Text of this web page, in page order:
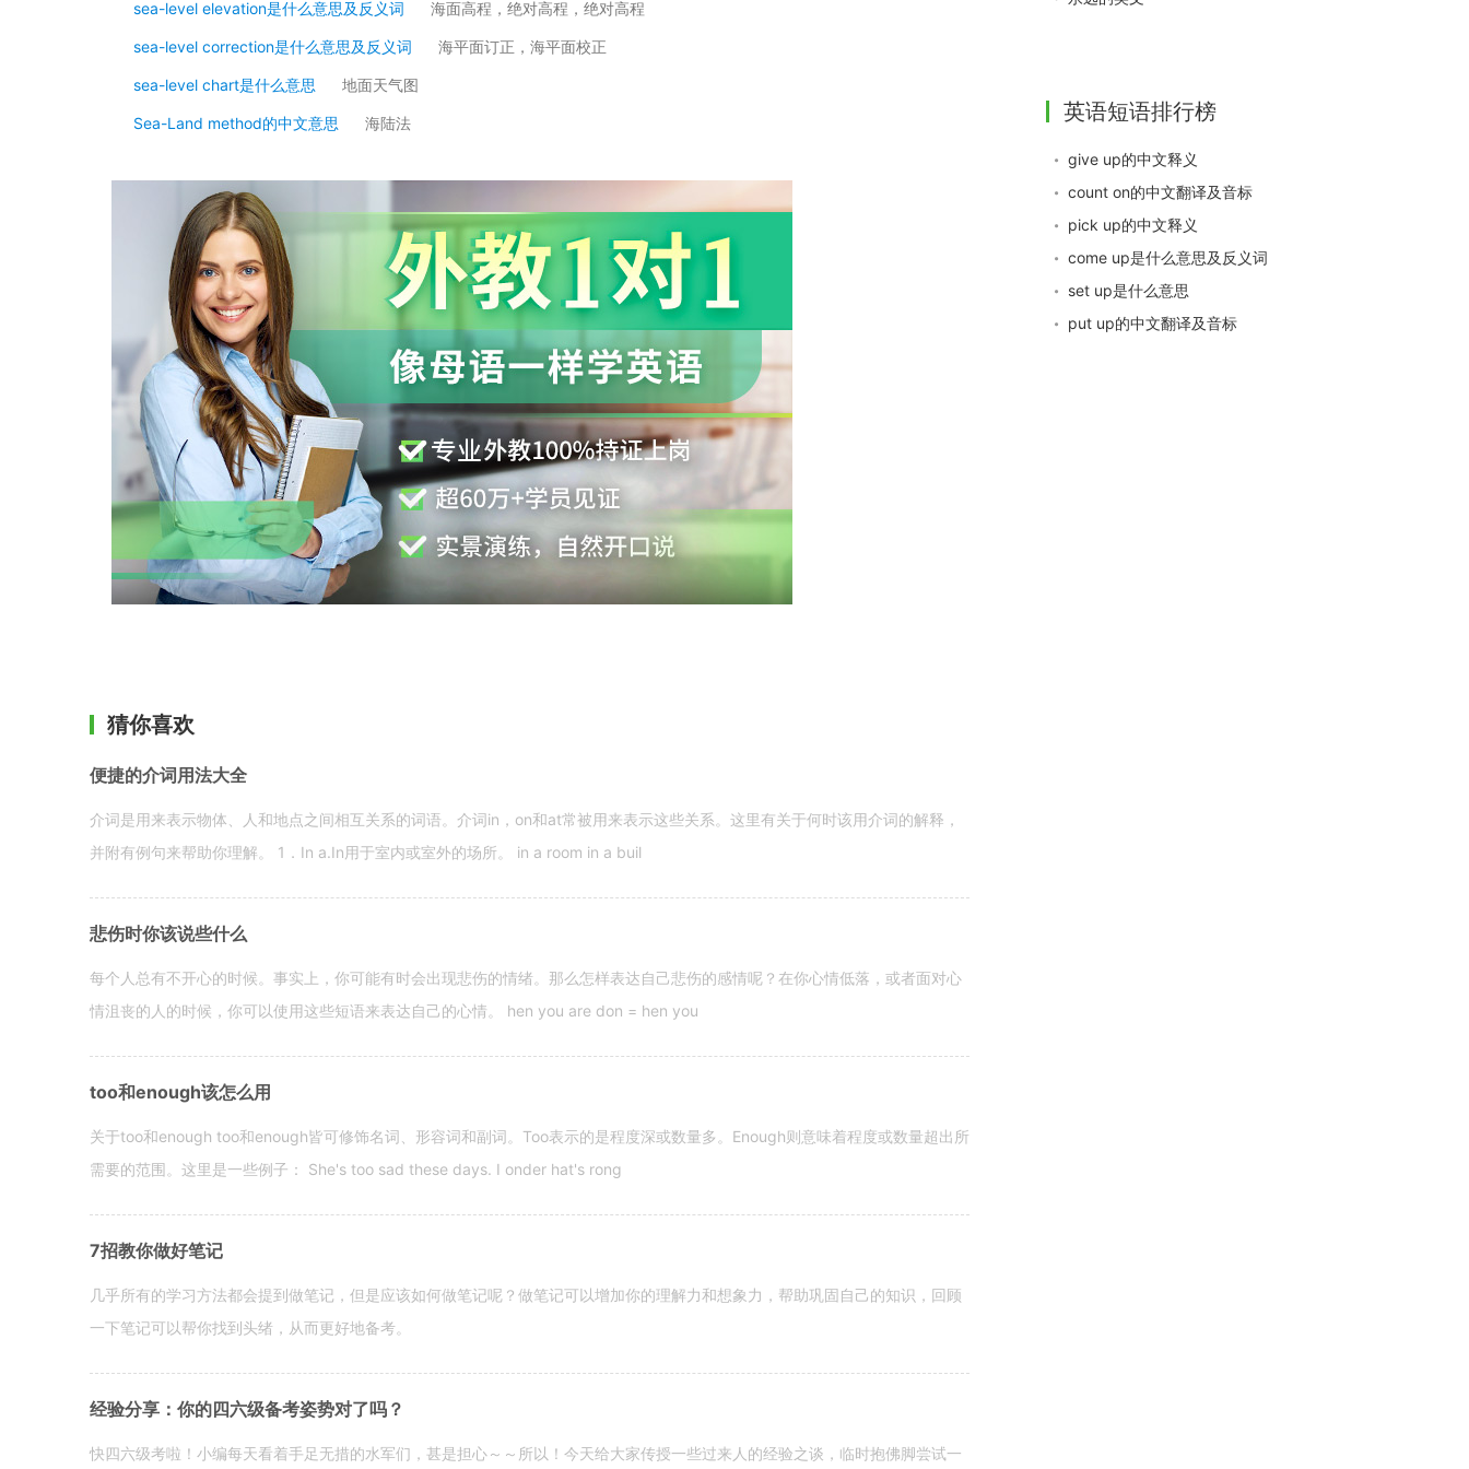
sea-level elevation是什么意思及反义词 海面高程，绝对高程，绝对高程
sea-level correction是什么意思及反义词 海平面订正，海平面校正
sea-level chart是什么意思 地面天气图
Sea-Land method的中文意思 海陆法
猜你喜欢
便捷的介词用法大全
介词是用来表示物体、人和地点之间相互关系的词语。介词in，on和at常被用来表示这些关系。这里有关于何时该用介词的解释，
并附有例句来帮助你理解。 1．In a.In用于室内或室外的场所。 in a room in a buil
悲伤时你该说些什么
每个人总有不开心的时候。事实上，你可能有时会出现悲伤的情绪。那么怎样表达自己悲伤的感情呢？在你心情低落，或者面对心
情沮丧的人的时候，你可以使用这些短语来表达自己的心情。 hen you are don = hen you
too和enough该怎么用
关于too和enough too和enough皆可修饰名词、形容词和副词。Too表示的是程度深或数量多。Enough则意味着程度或数量超出所
需要的范围。这里是一些例子： She's too sad these days. I onder hat's rong
7招教你做好笔记
几乎所有的学习方法都会提到做笔记，但是应该如何做笔记呢？做笔记可以增加你的理解力和想象力，帮助巩固自己的知识，回顾
一下笔记可以帮你找到头绪，从而更好地备考。
经验分享：你的四六级备考姿势对了吗？
快四六级考啦！小编每天看着手足无措的水军们，甚是担心～～所以！今天给大家传授一些过来人的经验之谈，临时抱佛脚尝试一
英语短语排行榜
give up的中文释义
count on的中文翻译及音标
pick up的中文释义
come up是什么意思及反义词
set up是什么意思
put up的中文翻译及音标